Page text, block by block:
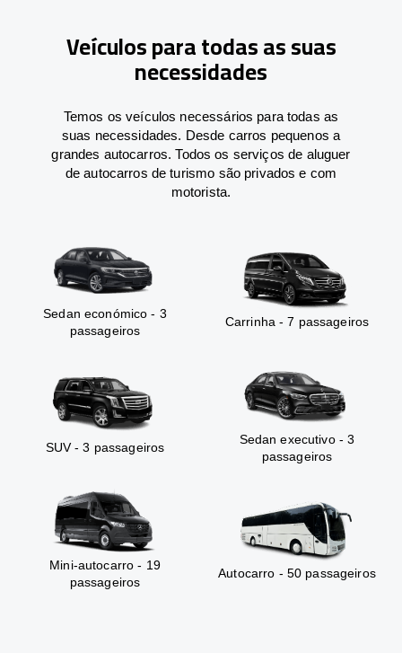
Veículos para todas as suas
necessidades
Temos os veículos necessários para todas as
suas necessidades. Desde carros pequenos a
grandes autocarros. Todos os serviços de aluguer
de autocarros de turismo são privados e com
motorista.
Sedan económico - 3
passageiros
Carrinha - 7 passageiros
SUV - 3 passageiros
Sedan executivo - 3
passageiros
Mini-autocarro - 19
passageiros
Autocarro - 50 passageiros